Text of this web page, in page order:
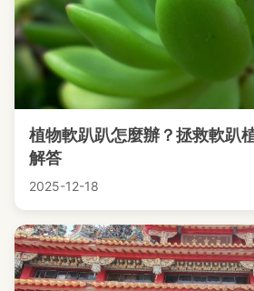
植物軟趴趴怎麼辦？拯救軟趴
解答
2025-12-18